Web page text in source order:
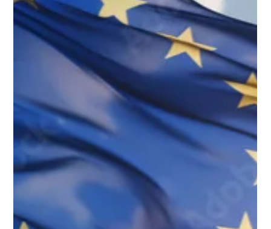
trygghet er samme sak
Etter mer enn fire år med fullskala krig i Ukraina har vi
vennet oss til overskrifter om nye russiske angrep,
tapstall, møter i NATO og advarsler fra forsvarssjefer,
etterretningstjenester og politiske ledere. Det er mulig
å venne seg til dette alvoret. Og til slutt kan selv de
mest alvorlige beskjedene miste sin kraft, fordi de
kommer så ofte. Derfor bør vi stoppe opp litt nå. For
det som de siste dagene er blitt tydeligere, blant
annet gjennom NRK sin dekning av russisk opp